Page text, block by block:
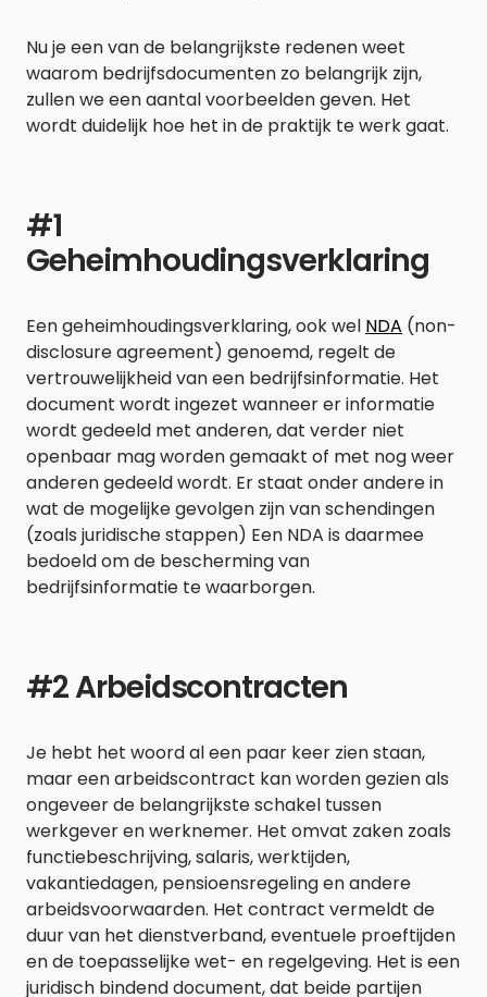
Nu je een van de belangrijkste redenen weet
waarom bedrijfsdocumenten zo belangrijk zijn,
zullen we een aantal voorbeelden geven. Het
wordt duidelijk hoe het in de praktijk te werk gaat.
#1
Geheimhoudingsverklaring
Een geheimhoudingsverklaring, ook wel NDA (non-
disclosure agreement) genoemd, regelt de
vertrouwelijkheid van een bedrijfsinformatie. Het
document wordt ingezet wanneer er informatie
wordt gedeeld met anderen, dat verder niet
openbaar mag worden gemaakt of met nog weer
anderen gedeeld wordt. Er staat onder andere in
wat de mogelijke gevolgen zijn van schendingen
(zoals juridische stappen) Een NDA is daarmee
bedoeld om de bescherming van
bedrijfsinformatie te waarborgen.
#2 Arbeidscontracten
Je hebt het woord al een paar keer zien staan,
maar een arbeidscontract kan worden gezien als
ongeveer de belangrijkste schakel tussen
werkgever en werknemer. Het omvat zaken zoals
functiebeschrijving, salaris, werktijden,
vakantiedagen, pensioensregeling en andere
arbeidsvoorwaarden. Het contract vermeldt de
duur van het dienstverband, eventuele proeftijden
en de toepasselijke wet- en regelgeving. Het is een
juridisch bindend document, dat beide partijen